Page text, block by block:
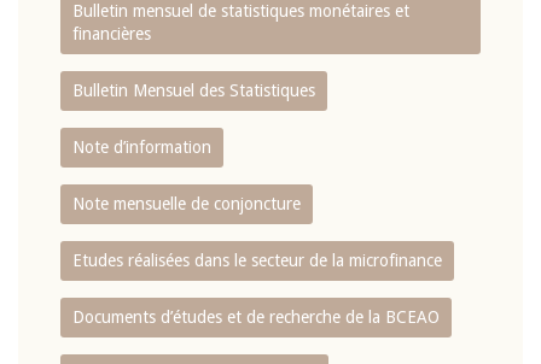
Bulletin mensuel de statistiques monétaires et
financières
Bulletin Mensuel des Statistiques
Note d’information
Note mensuelle de conjoncture
Etudes réalisées dans le secteur de la microfinance
Documents d’études et de recherche de la BCEAO